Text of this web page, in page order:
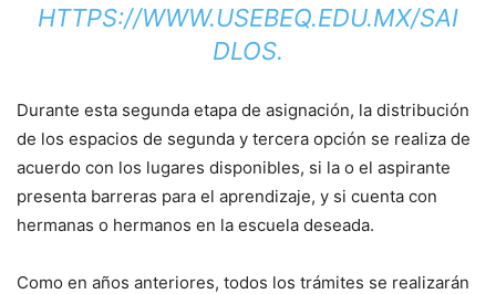
HTTPS://WWW.USEBEQ.EDU.MX/SAI
DLOS.
Durante esta segunda etapa de asignación, la distribución
de los espacios de segunda y tercera opción se realiza de
acuerdo con los lugares disponibles, si la o el aspirante
presenta barreras para el aprendizaje, y si cuenta con
hermanas o hermanos en la escuela deseada.
Como en años anteriores, todos los trámites se realizarán